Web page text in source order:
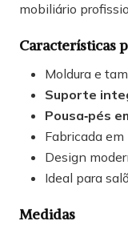
mobiliário
Características
Moldura e
Suporte
Pousa‑pés
Fabricada em
Design
Ideal para
Medidas